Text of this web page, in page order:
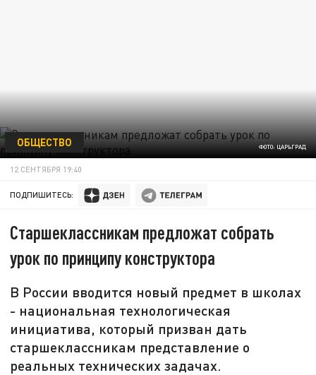
ФОТО: ЦАРЬГРАД
ОБЩЕСТВО
12 СЕНТЯБРЯ 19:40
ПОДПИШИТЕСЬ:
Старшеклассникам предложат собрать
урок по принципу конструктора
В России вводится новый предмет в школах
- национальная технологическая
инициатива, который призван дать
старшеклассникам представление о
реальных технических задачах.